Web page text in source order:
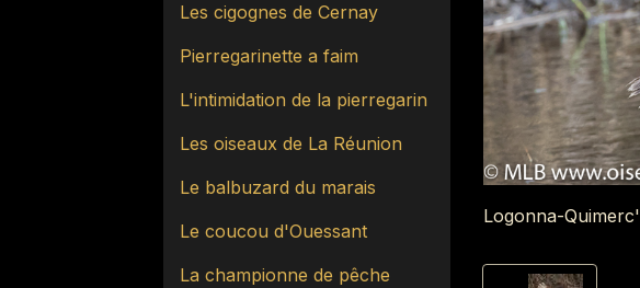
Logonna-
Les cigognes de Cernay
Pierregarinette a faim
L'intimidation de la pierregarin
Les oiseaux de La Réunion
Le balbuzard du marais
Le coucou d'Ouessant
La championne de pêche